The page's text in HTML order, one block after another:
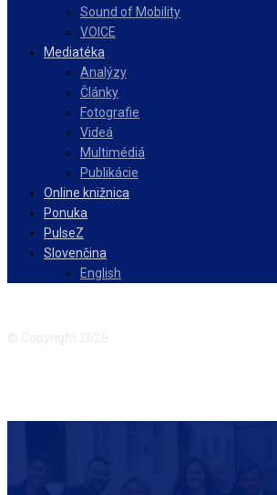
Sound of Mobility
VOICE
Mediatéka
Analýzy
Články
Fotografie
Videá
Multimédiá
Publikácie
Online knižnica
Ponuka
PulseZ
Slovenčina
English